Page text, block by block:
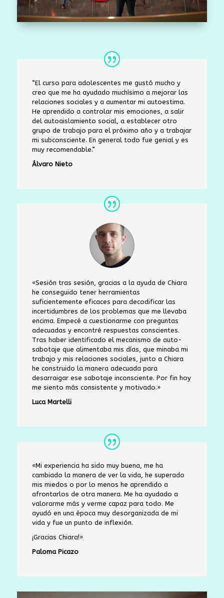
“El curso para adolescentes me gustó mucho y
creo que me ha ayudado muchísimo a mejorar las
relaciones sociales y a aumentar mi autoestima.
He aprendido a controlar mis emociones, a salir
del autoaislamiento social, a establecer otro
grupo de trabajo para el próximo año y a trabajar
mi subconsciente. En general todo fue genial y es
muy recomendable.”
Álvaro Nieto
«Sesión tras sesión, gracias a la ayuda de Chiara
he conseguido tener herramientas
suficientemente eficaces para decodificar las
incertidumbres de los problemas que me llevaba
encima. Empecé a cuestionarme con preguntas
adecuadas y encontré respuestas conscientes.
Tras haber identificado el mecanismo de auto-
sabotaje que alimentaba mis días, que minaba mi
trabajo y mis relaciones sociales, junto a Chiara
he construido la manera adecuada para
desarraigar ese sabotaje inconsciente. Por fin hoy
me siento más consistente y motivado.»
Luca Martelli
«Mi experiencia ha sido muy buena, me ha
cambiado la manera de ver la vida, he superado
mis miedos o por lo menos he aprendido a
afrontarlos de otra manera. Me ha ayudado a
valorarme más y verme capaz para todo. Me
ayudó en una época muy desorganizada de mi
vida y fue un punto de inflexión.
¡Gracias Chiara!»
Paloma Picazo